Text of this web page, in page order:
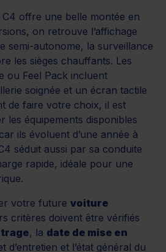
C4 offre une belle montée en
on retrouve l’affichage
semi-autonome, la surveillance
les sièges chauffants. Les
ou Feel Pack incluent
soignée et un écran tactile
de faire votre choix, il est
les équipements disponibles
ils évoluent d’une année à
séduit aussi par sa conduite
rapide, idéale pour une
votre future voiture
critères doivent être vérifiés
, la date de mise en
d’entretien et l’état général du